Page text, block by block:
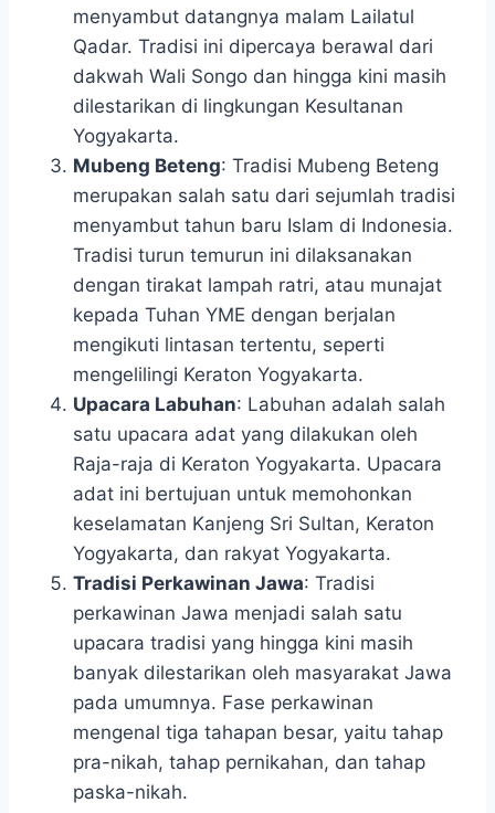
menyambut datangnya malam Lailatul
Qadar. Tradisi ini dipercaya berawal dari
dakwah Wali Songo dan hingga kini masih
dilestarikan di lingkungan Kesultanan
Yogyakarta.
Mubeng Beteng: Tradisi Mubeng Beteng
merupakan salah satu dari sejumlah tradisi
menyambut tahun baru Islam di Indonesia.
Tradisi turun temurun ini dilaksanakan
dengan tirakat lampah ratri, atau munajat
kepada Tuhan YME dengan berjalan
mengikuti lintasan tertentu, seperti
mengelilingi Keraton Yogyakarta.
Upacara Labuhan: Labuhan adalah salah
satu upacara adat yang dilakukan oleh
Raja-raja di Keraton Yogyakarta. Upacara
adat ini bertujuan untuk memohonkan
keselamatan Kanjeng Sri Sultan, Keraton
Yogyakarta, dan rakyat Yogyakarta.
Tradisi Perkawinan Jawa: Tradisi
perkawinan Jawa menjadi salah satu
upacara tradisi yang hingga kini masih
banyak dilestarikan oleh masyarakat Jawa
pada umumnya. Fase perkawinan
mengenal tiga tahapan besar, yaitu tahap
pra-nikah, tahap pernikahan, dan tahap
paska-nikah.